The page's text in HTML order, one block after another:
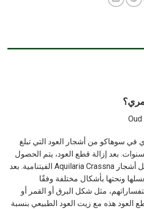
في سوهاكو من أشجار العود التي تبلغ
من العمر أكثر من 10 سنوات. بعد إزالة قطع العود، يتم الحصول
على العود المتبقي داخل أشجار Aquilaria Crassna الفيتنامية. بعد
ونحتها بأشكال مختلفة وفقًا
مثل شكل البرق أو القمر أو
العود هذه مع زيت العود الطبيعي بنسبة